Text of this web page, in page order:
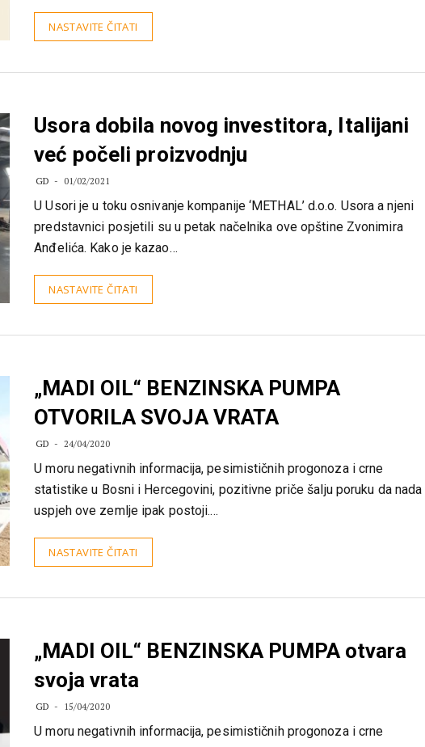
Medakovo i dolazak Koridora Vc.…
Usora dobila novog investitora, Italijani
već počeli proizvodnju
GD 01/02/2021
U Usori je u toku osnivanje kompanije ‘METHAL’ d.o.o. Usora a njeni
predstavnici posjetili su u petak načelnika ove opštine Zvonimira
Anđelića. Kako je kazao…
„MADI OIL“ BENZINSKA PUMPA
OTVORILA SVOJA VRATA
GD 24/04/2020
U moru negativnih informacija, pesimističnih progonoza i crne
statistike u Bosni i Hercegovini, pozitivne priče šalju poruku da nada u
uspjeh ove zemlje ipak postoji.…
„MADI OIL“ BENZINSKA PUMPA otvara
svoja vrata
GD 15/04/2020